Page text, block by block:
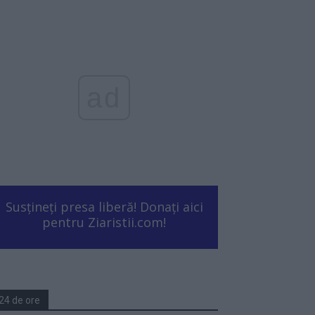
Susțineți presa liberă! Donați aici
pentru Ziaristii.com!
de ore